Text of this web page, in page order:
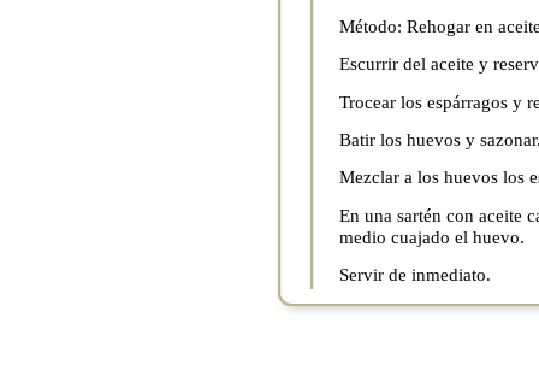
Método: Rehogar en
Escurrir del aceite y
Trocear los espárragos y
Batir los huevos y
Mezclar a los huevos los
En una sartén con aceite
medio cuajado el huevo.
Servir de inmediato.